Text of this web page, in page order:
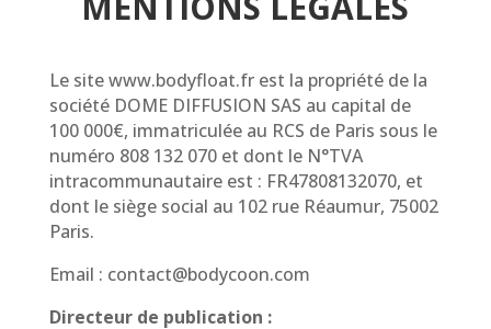
Le site www.bodyfloat.fr est la propriété de la
société DOME DIFFUSION SAS au capital de
100 000€, immatriculée au RCS de Paris sous le
numéro 808 132 070 et dont le N°TVA
intracommunautaire est : FR47808132070, et
dont le siège social au 102 rue Réaumur, 75002
Paris.
Email : contact@bodycoon.com
Directeur de publication :